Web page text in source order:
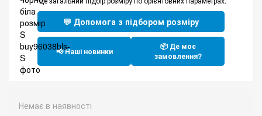
💬 Допомога з підбором розміру
📢 Наші новинки
📦 Де моє
замовлення?
Немає в наявності